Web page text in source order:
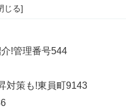
!管理番号544
対策も!東員町9143